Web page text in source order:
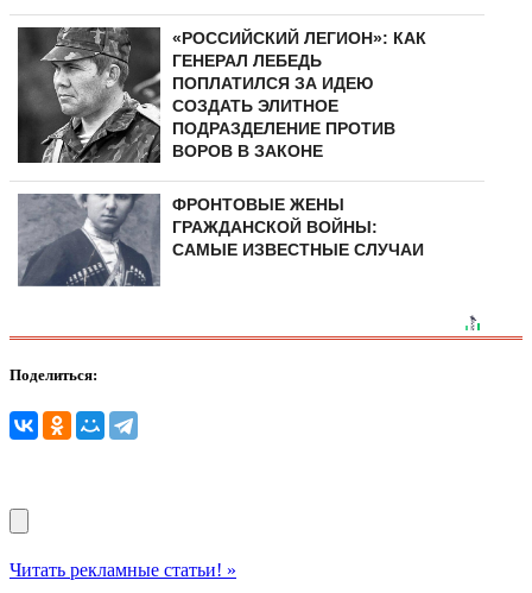
«РОССИЙСКИЙ ЛЕГИОН»: КАК
ГЕНЕРАЛ ЛЕБЕДЬ
ПОПЛАТИЛСЯ ЗА ИДЕЮ
СОЗДАТЬ ЭЛИТНОЕ
ПОДРАЗДЕЛЕНИЕ ПРОТИВ
ВОРОВ В ЗАКОНЕ
ФРОНТОВЫЕ ЖЕНЫ
ГРАЖДАНСКОЙ ВОЙНЫ:
САМЫЕ ИЗВЕСТНЫЕ СЛУЧАИ
Поделиться:
Читать рекламные статьи! »